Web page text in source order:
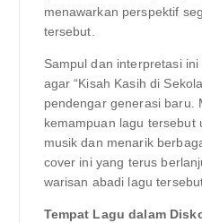
menawarkan perspektif
tersebut.
Sampul dan interpretasi
agar “Kisah Kasih di
pendengar generasi baru.
kemampuan lagu tersebut
musik dan menarik
cover ini yang terus
warisan abadi lagu
Tempat Lagu dalam